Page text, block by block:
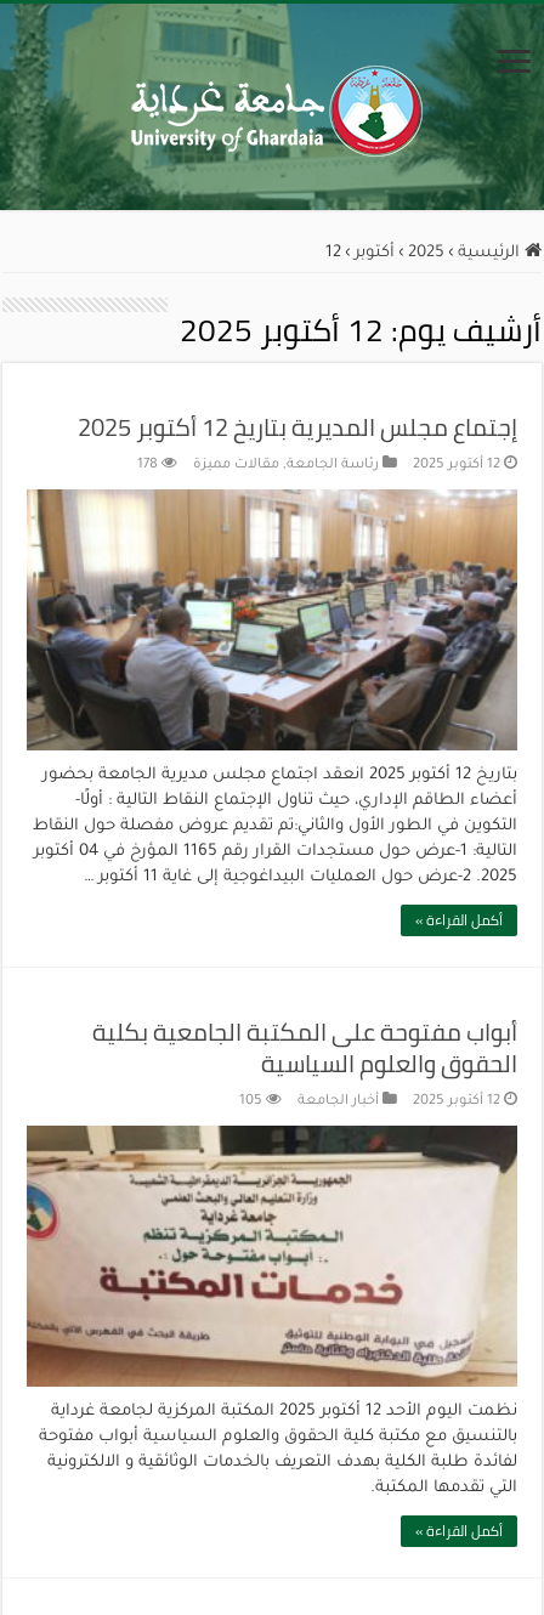
الرئيسية ›
2025
› أكتوبر ›
12
أرشيف يوم:12 أكتوبر 2025
إجتماع مجلس المديرية بتاريخ 12 أكتوبر 2025
12 أكتوبر 2025 رئاسة الجامعة, مقالات مميزة 178
بتاريخ 12 أكتوبر 2025 انعقد اجتماع مجلس مديرية الجامعة بحضور
أعضاء الطاقم الإداري، حيث تناول الإجتماع النقاط التالية : أولًا-
التكوين في الطور الأول والثاني:تم تقديم عروض مفصلة حول النقاط
التالية: 1-عرض حول مستجدات القرار رقم 1165 المؤرخ في 04 أكتوبر
2025. 2-عرض حول العمليات البيداغوجية إلى غاية 11 أكتوبر …
أكمل القراءة »
أبواب مفتوحة على المكتبة الجامعية بكلية
الحقوق والعلوم السياسية
12 أكتوبر 2025 أخبار الجامعة 105
نظمت اليوم الأحد 12 أكتوبر 2025 المكتبة المركزية لجامعة غرداية
بالتنسيق مع مكتبة كلية الحقوق والعلوم السياسية أبواب مفتوحة
لفائدة طلبة الكلية بهدف التعريف بالخدمات الوثائقية و الالكترونية
التي تقدمها المكتبة.
أكمل القراءة »